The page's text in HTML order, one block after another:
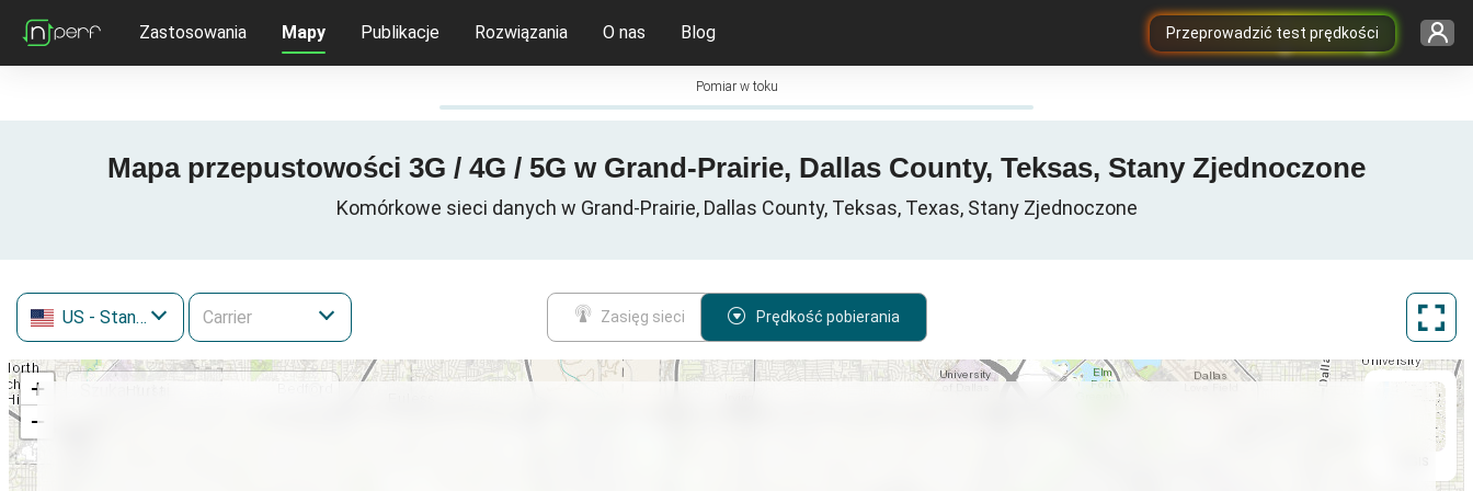
Przeprowadzić test prędkości
Zastosowania Mapy Publikacje Rozwiązania O nas Blog
Pomiar w toku
Mapa przepustowości 3G / 4G / 5G w Grand-Prairie, Dallas County, Teksas, Stany Zjednoczone
Komórkowe sieci danych w Grand-Prairie, Dallas County, Teksas, Texas, Stany Zjednoczone
US - Stany Zjednoczone Zasięg sieci Prędkość pobierania
+
−